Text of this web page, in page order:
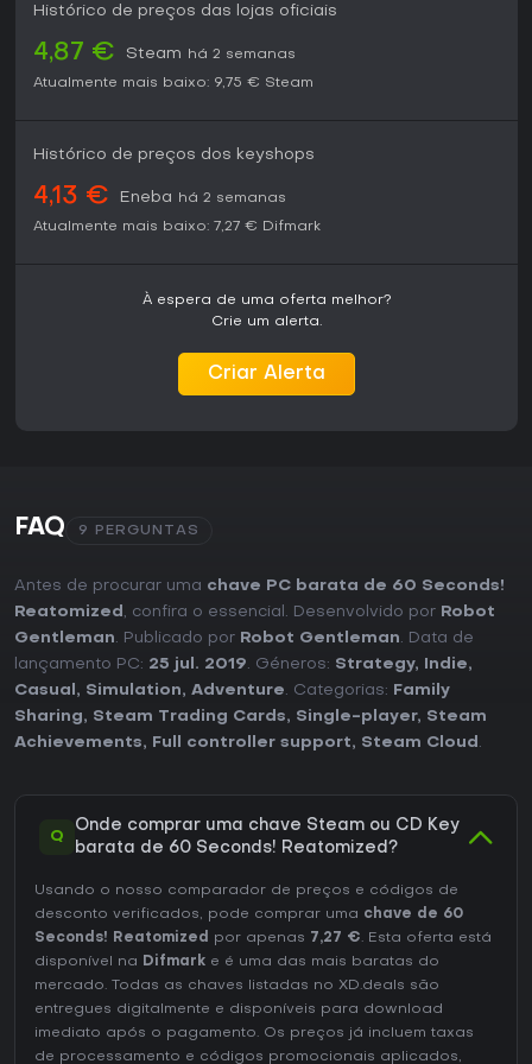
Histórico de preços das lojas oficiais
4,87 € Steam
há 2 semanas
Atualmente mais baixo: 9,75 € Steam
Histórico de preços dos keyshops
4,13 € Eneba
há 2 semanas
Atualmente mais baixo: 7,27 € Difmark
À espera de uma oferta melhor?
Crie um alerta.
Criar Alerta
FAQ 9 PERGUNTAS
Antes de procurar uma chave PC barata de 60 Seconds!
Reatomized , confira o essencial. Desenvolvido por Robot
Gentleman. Publicado por Robot Gentleman. Data de
lançamento PC: 25 jul. 2019. Géneros: Strategy, Indie,
Casual , Simulation, Adventure. Categorias:
Family
Sharing, Steam Trading Cards, Single-player, Steam
Achievements, Full controller support, Steam Cloud .
Q
Onde comprar uma chave Steam ou CD Key
barata de 60 Seconds! Reatomized?
Usando o nosso comparador de preços e códigos de
desconto verificados, pode comprar uma chave de 60
Seconds! Reatomized
por apenas 7,27 €. Esta oferta está
disponível na Difmark e é uma das mais baratas do
mercado. Todas as chaves listadas no XD.deals são
entregues digitalmente e disponíveis para download
imediato após o pagamento. Os preços já incluem taxas
de processamento e códigos promocionais aplicados,